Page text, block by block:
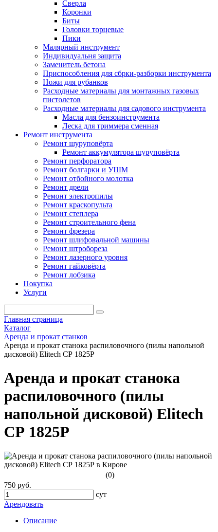
Сверла
Коронки
Биты
Головки торцевые
Пики
Малярный инструмент
Индивидуальня защита
Заменитель бетона
Приспособления для сбрки-разборки инструмента
Ножи для рубанков
Расходные материалы для монтажных газовых
пистолетов
Расходные материалы для садового инструмента
Масла для бензоинструмента
Леска для триммера сменная
Ремонт инструмента
Ремонт шуруповёрта
Ремонт аккумулятора шуруповёрта
Ремонт перфоратора
Ремонт болгарки и УШМ
Ремонт отбойного молотка
Ремонт дрели
Ремонт электропилы
Ремонт краскопульта
Ремонт степлера
Ремонт строительного фена
Ремонт фрезера
Ремонт шлифовальной машины
Ремонт штробореза
Ремонт лазерного уровня
Ремонт гайковёрта
Ремонт лобзика
Покупка
Услуги
Главная страница
Каталог
Аренда и прокат станков
Аренда и прокат станока распиловочного (пилы напольной
дисковой) Elitech СР 1825Р
Аренда и прокат станока
распиловочного (пилы
напольной дисковой) Elitech
СР 1825Р
(0)
750 руб.
сут
Арендовать
Описание